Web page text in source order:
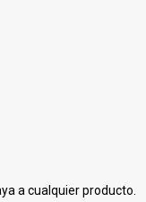
a cualquier producto.